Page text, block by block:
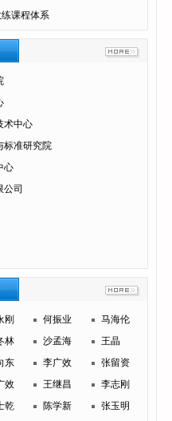
课程体系
术中心
标准研究院
心
公司
刚 何振业
马海伦
林 沙孟海
王晶
东 李广效
张留资
效 王继昌
李志刚
乾 陈学新
张玉明